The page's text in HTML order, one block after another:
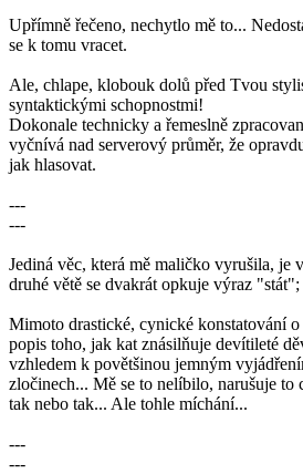
Upřímně řečeno, nechytlo mě to...
se k tomu vracet.
Ale, chlape, klobouk dolů před Tvou
syntaktickými schopnostmi!
Dokonale technicky a řemeslně
vyčnívá nad serverový průměr, že
jak hlasovat.
---
---
Jediná věc, která mě maličko vyrušila, je
druhé větě se dvakrát opkuje výraz
Mimoto drastické, cynické konstatování o
popis toho, jak kat znásilňuje devítileté
vzhledem k povětšinou jemným
zločinech... Mě se to nelíbilo, narušuje to
tak nebo tak... Ale tohle míchání...
---
---